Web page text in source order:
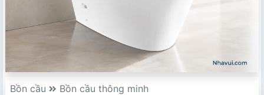
Bồn cầu Bồn cầu thông minh